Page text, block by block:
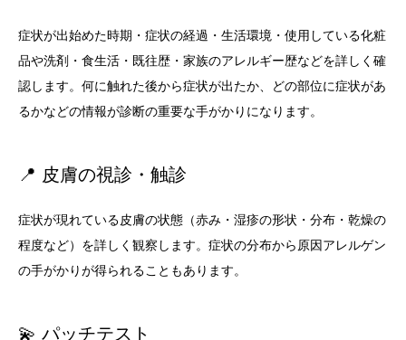
症状が出始めた時期・症状の経過・生活環境・使用している化粧
品や洗剤・食生活・既往歴・家族のアレルギー歴などを詳しく確
認します。何に触れた後から症状が出たか、どの部位に症状があ
るかなどの情報が診断の重要な手がかりになります。
📍 皮膚の視診・触診
症状が現れている皮膚の状態（赤み・湿疹の形状・分布・乾燥の
程度など）を詳しく観察します。症状の分布から原因アレルゲン
の手がかりが得られることもあります。
💫 パッチテスト